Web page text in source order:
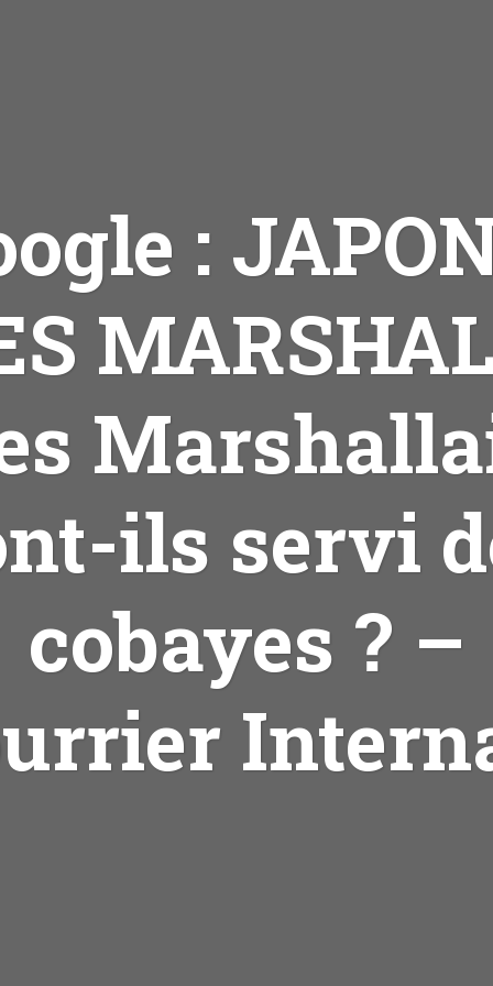
:
ils servi
cobayes ? –